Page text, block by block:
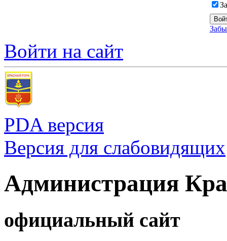
Войти на сайт
PDA версия
Версия для слабовидящих
Администрация
официальный сайт